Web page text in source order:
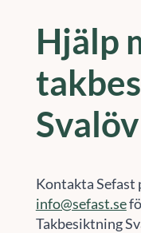
Hjälp
Svalöv
Kontakta Sefast
info@sefast.se
Takbesiktning